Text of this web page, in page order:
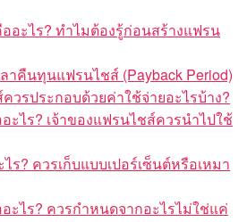
ออะไร? ทำไมต้องรู้ก่อนสร้างแฟรน
าคืนทุนแฟรนไชส์ (Payback Period)
วรประกอบด้วยค่าใช้จ่ายอะไรบ้าง?
ะไร? เจ้าของแฟรนไชส์ควรนำไปใช้
ร? ควรเก็บแบบเปอร์เซ็นต์หรือเหมา
อะไร? ควรกำหนดจากอะไรไม่ใช่แค่